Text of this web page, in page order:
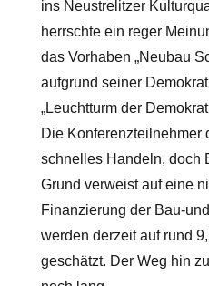
ins Neustrelitzer
herrschte ein reger
das Vorhaben „Neubau
aufgrund seiner
„Leuchtturm der
Die Konferenzteilnehmer
schnelles Handeln, doch
Grund verweist auf eine
Finanzierung der Bau-
werden derzeit auf rund
geschätzt. Der Weg hin